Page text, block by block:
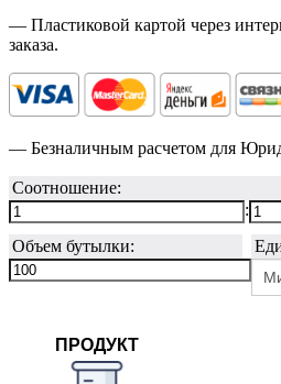
— Пластиковой картой через
заказа.
— Безналичным расчетом для
Соотношение:
:
Объем бутылки:
ПРОДУКТ